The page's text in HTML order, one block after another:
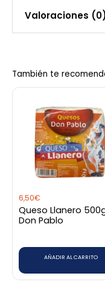
Marca
La Colombiana
Valoraciones
Sé el
redonda La
Debesacceder
También te
6,50€
Queso Llanero
Don Pablo
AÑADIR AL CARRITO